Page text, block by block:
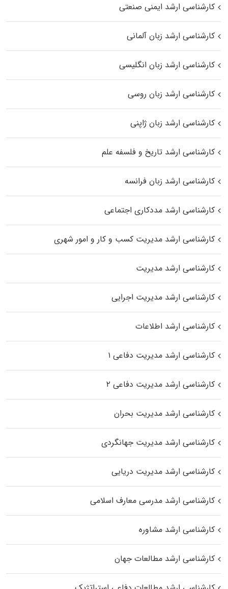
کارشناسی ارشد ایمنی صنعتی
کارشناسی ارشد زبان آلمانی
کارشناسی ارشد زبان انگلیسی
کارشناسی ارشد زبان روسی
کارشناسی ارشد زبان ژاپنی
کارشناسی ارشد تاریخ و فلسفه علم
کارشناسی ارشد زبان فرانسه
کارشناسی ارشد مددکاری اجتماعی
کارشناسی ارشد مدیریت کسب و کار و امور شهری
کارشناسی ارشد مدیریت
کارشناسی ارشد مدیریت اجرایی
کارشناسی ارشد اطلاعات
کارشناسی ارشد مدیریت دفاعی ۱
کارشناسی ارشد مدیریت دفاعی ۲
کارشناسی ارشد مدیریت بحران
کارشناسی ارشد مدیریت جهانگردی
کارشناسی ارشد مدیریت دریایی
کارشناسی ارشد مدرسی معارف اسلامی
کارشناسی ارشد مشاوره
کارشناسی ارشد مطالعات جهان